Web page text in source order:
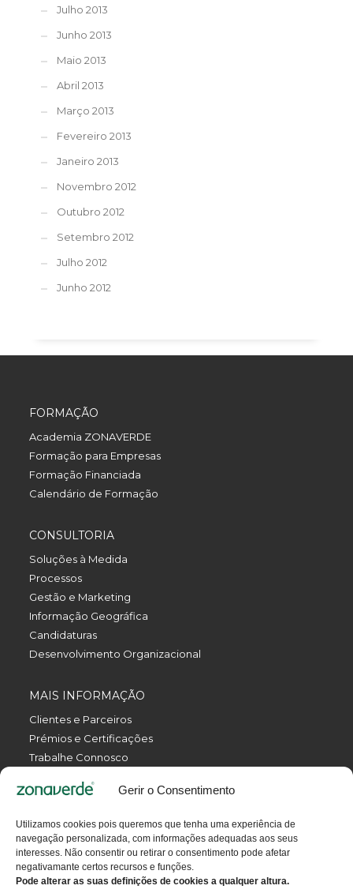
Gerir o Consentimento
Utilizamos cookies pois queremos que tenha uma experiência de
navegação personalizada, com informações adequadas aos seus
interesses. Não consentir ou retirar o consentimento pode afetar
negativamante certos recursos e funções.
Pode alterar as suas definições de cookies a qualquer altura.
Julho 2013
Junho 2013
Maio 2013
Abril 2013
Março 2013
Fevereiro 2013
Janeiro 2013
Novembro 2012
Outubro 2012
Setembro 2012
Julho 2012
Junho 2012
FORMAÇÃO
Academia ZONAVERDE
Formação para Empresas
Formação Financiada
Calendário de Formação
CONSULTORIA
Soluções à Medida
Processos
Gestão e Marketing
Informação Geográfica
Candidaturas
Desenvolvimento Organizacional
MAIS INFORMAÇÃO
Clientes e Parceiros
Prémios e Certificações
Trabalhe Connosco
Política da Qualidade
Termos e Condições
Contactos